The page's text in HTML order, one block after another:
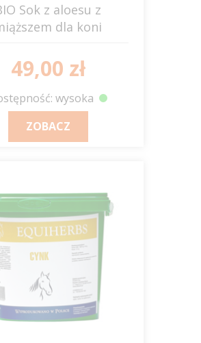
Sok z aloesu z
dla koni
49,00 zł
wysoka
ZOBACZ